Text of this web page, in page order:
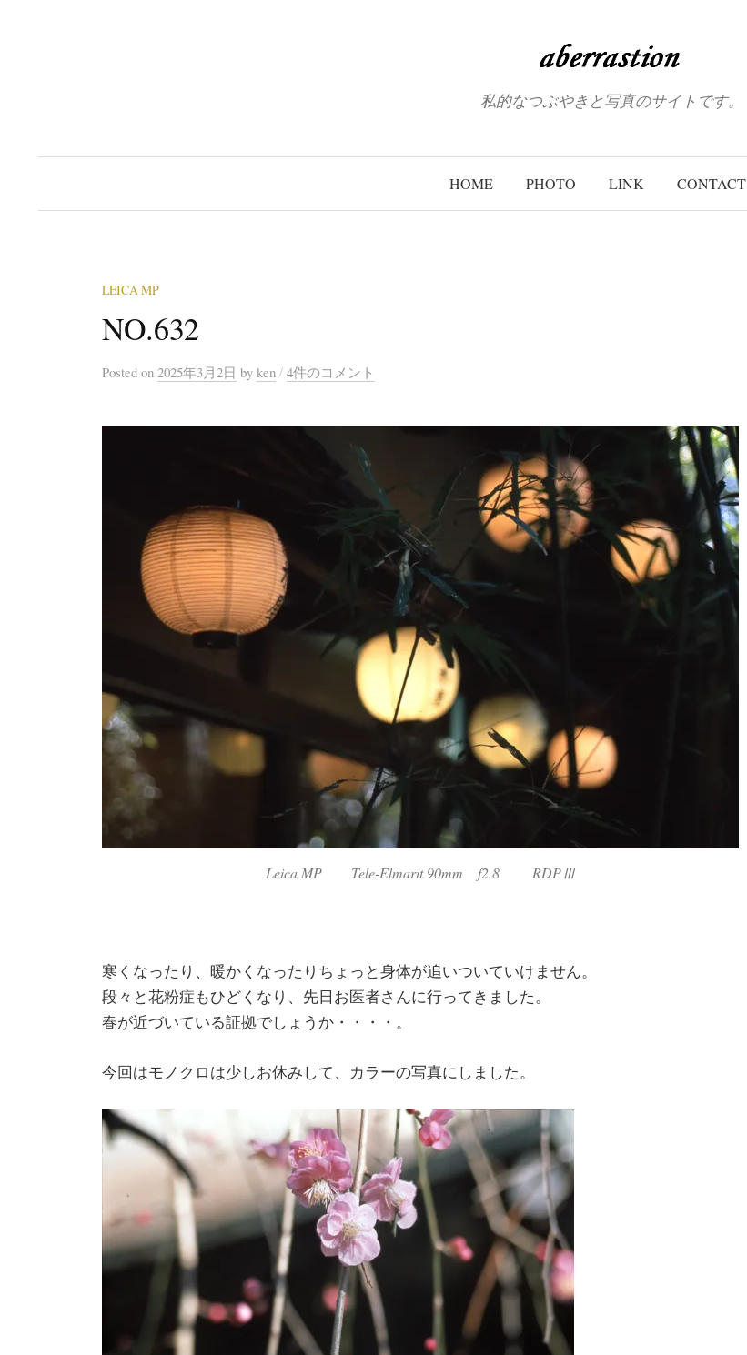
ス
ッ
私的なつぶやきと写真のサイトです。
HOME PHOTO LINK CONTACT
LEICA MP
NO.632
Posted on 2025年3月2日 by ken / 4件のコメント
Leica MP Tele-Elmarit 90mm f2.8 RDPⅢ
寒くなったり、暖かくなったりちょっと身体が追いついていけません。
段々と花粉症もひどくなり、先日お医者さんに行ってきました。
春が近づいている証拠でしょうか・・・・。
今回はモノクロは少しお休みして、カラーの写真にしました。